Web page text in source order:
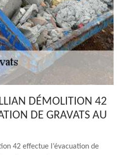
DÉMOLITION 42
DE GRAVATS AU
42 effectue l’évacuation de